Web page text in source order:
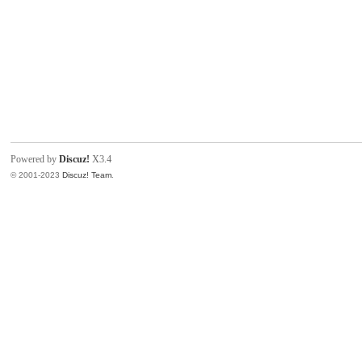
Powered byDiscuz! X3.4
© 2001-2023Discuz! Team